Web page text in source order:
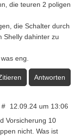
die teuren 2 poligen
die Schalter durch
Shelly dahinter zu
eng.
Antworten
# 12.09.24 um 13:06
Vorsicherung 10
nicht. Was ist